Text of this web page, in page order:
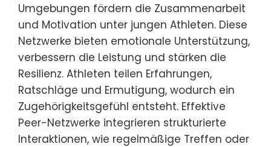
Umgebungen fördern die Zusammenarbeit
und Motivation unter jungen Athleten. Diese
Netzwerke bieten emotionale Unterstützung,
verbessern die Leistung und stärken die
Resilienz. Athleten teilen Erfahrungen,
Ratschläge und Ermutigung, wodurch ein
Zugehörigkeitsgefühl entsteht. Effektive
Peer-Netzwerke integrieren strukturierte
Interaktionen, wie regelmäßige Treffen oder